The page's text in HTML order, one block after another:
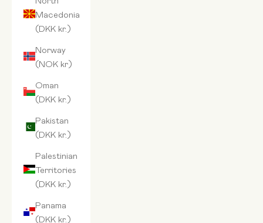
Macedonia
(DKK kr.)
Norway
(NOK kr)
Oman
(DKK kr.)
Pakistan
(DKK kr.)
Palestinian
Territories
(DKK kr.)
Panama
(DKK kr.)